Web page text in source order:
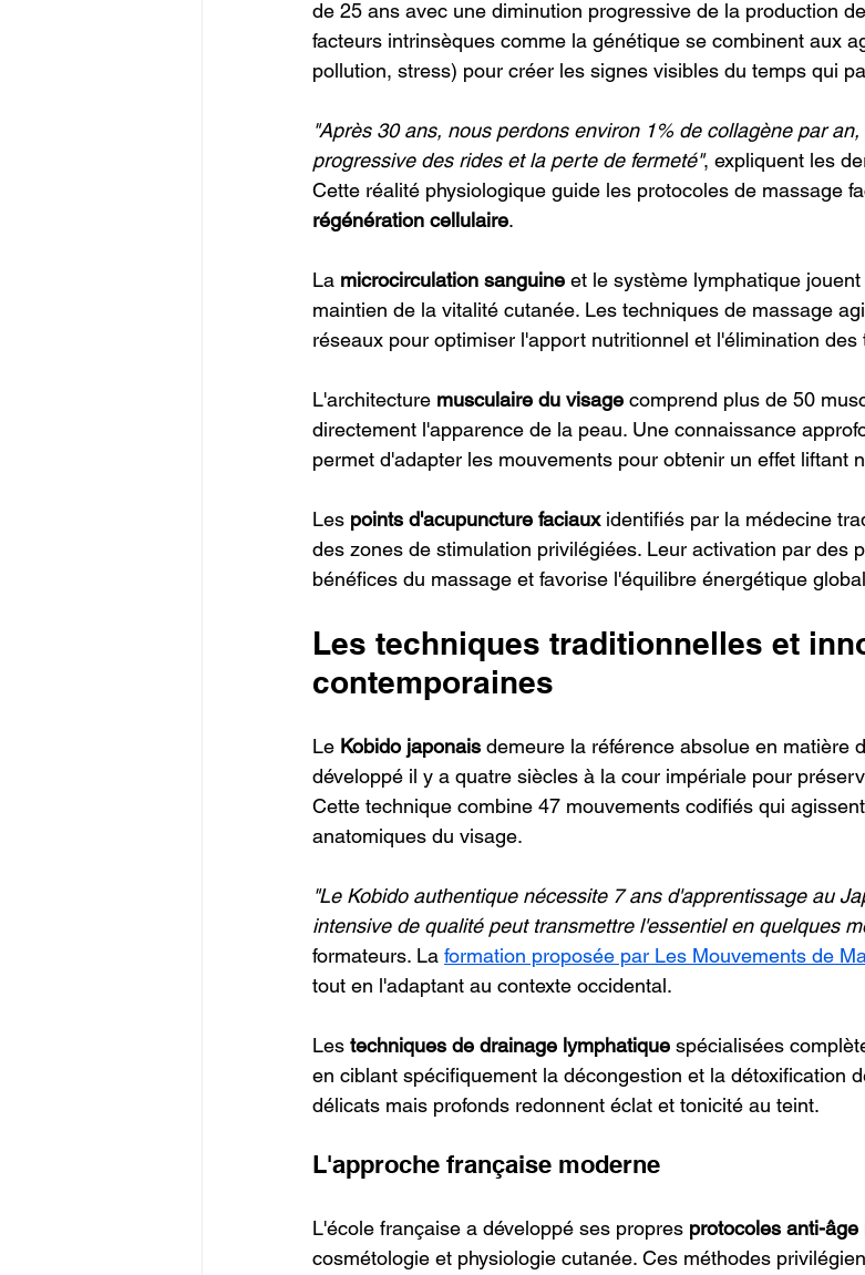
de 25 ans avec une diminution progressive de la production
facteurs intrinsèques comme la génétique se combinent aux
pollution, stress) pour créer les signes visibles du temps qui
"Après 30 ans, nous perdons environ 1% de collagène par
progressive des rides et la perte de fermeté", expliquent les
Cette réalité physiologique guide les protocoles de massage
régénération cellulaire.
La microcirculation sanguine et le système lymphatique
maintien de la vitalité cutanée. Les techniques de massage
réseaux pour optimiser l'apport nutritionnel et l'élimination des
L'architecture musculaire du visage comprend plus de 50
directement l'apparence de la peau. Une connaissance
permet d'adapter les mouvements pour obtenir un effet liftant
Les points d'acupuncture faciaux identifiés par la médecine
des zones de stimulation privilégiées. Leur activation par des
bénéfices du massage et favorise l'équilibre énergétique
Les techniques traditionnelles et
contemporaines
Le Kobido japonais demeure la référence absolue en matière
développé il y a quatre siècles à la cour impériale pour
Cette technique combine 47 mouvements codifiés qui
anatomiques du visage.
"Le Kobido authentique nécessite 7 ans d'apprentissage au
intensive de qualité peut transmettre l'essentiel en quelques
formateurs. La formation proposée par Les Mouvements de
tout en l'adaptant au contexte occidental.
Les techniques de drainage lymphatique spécialisées
en ciblant spécifiquement la décongestion et la détoxification
délicats mais profonds redonnent éclat et tonicité au teint.
L'approche française moderne
L'école française a développé ses propres protocoles anti-âge
cosmétologie et physiologie cutanée. Ces méthodes